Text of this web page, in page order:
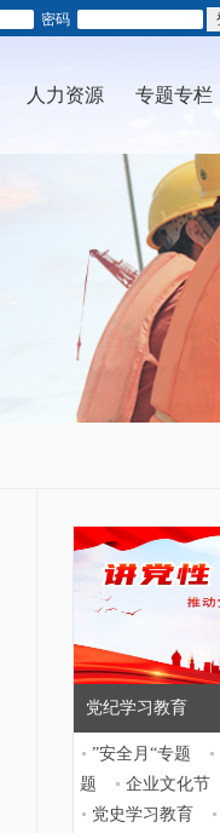
密码
人力资源 专题专栏
党纪学习教育
”安全月“专题
题
企业文化节
党史学习教育